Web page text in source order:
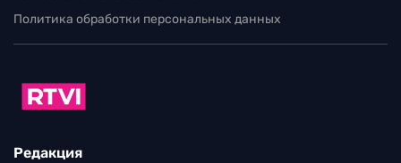
Политика обработки персональных данных
Редакция